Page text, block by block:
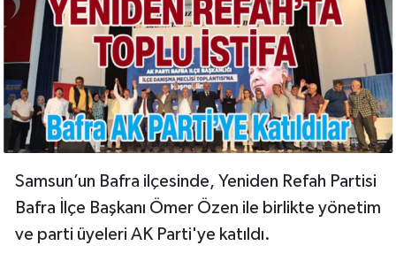
Samsun’un Bafra ilçesinde, Yeniden Refah Partisi
Bafra İlçe Başkanı Ömer Özen ile birlikte yönetim
ve parti üyeleri AK Parti'ye katıldı.